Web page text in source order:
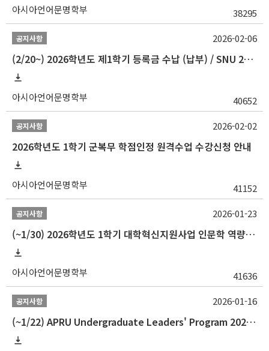
아시아언어문명학부 38295
공지사항
(2/20~) 2026학년도 제1학기 등록금 수납 (납부) / SNU 26-1 Tuition fee payment notice
아시아언어문명학부 40652
2026-02-06
공지사항
2026학년도 1학기 군복무 학점인정 원격수업 수강신청 안내
아시아언어문명학부 41152
2026-02-02
공지사항
(~1/30) 2026학년도 1학기 대학혁신지원사업 인문학 역량강화 학업지원금 지원 선발 안내(학·석·박사)
아시아언어문명학부 41636
2026-01-23
공지사항
(~1/22) APRU Undergraduate Leaders' Program 2026 프로그램 참가자 모집
2026-01-16